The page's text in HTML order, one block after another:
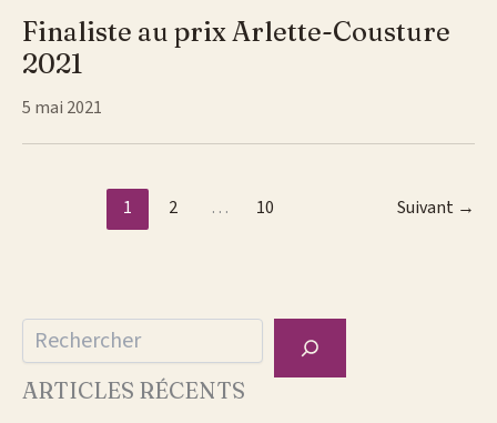
Finaliste au prix Arlette-Cousture
2021
5 mai 2021
1 2 … 10 Suivant →
Rechercher
ARTICLES RÉCENTS